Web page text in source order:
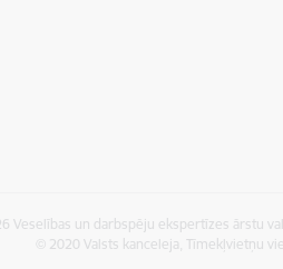
Veselības un darbspēju ekspertīzes ārstu
© 2020 Valsts kanceleja, Tīmekļvietņu